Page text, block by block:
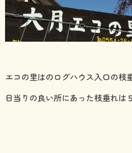
エコの里はのログハウス入口の枝
日当りの良い所にあった枝垂れは